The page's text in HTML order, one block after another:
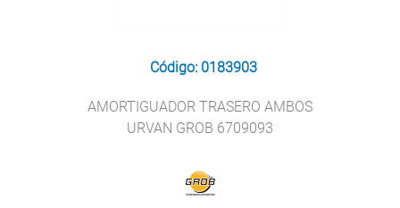
Código: 0183903
AMORTIGUADOR TRASERO AMBOS
URVAN GROB 6709093